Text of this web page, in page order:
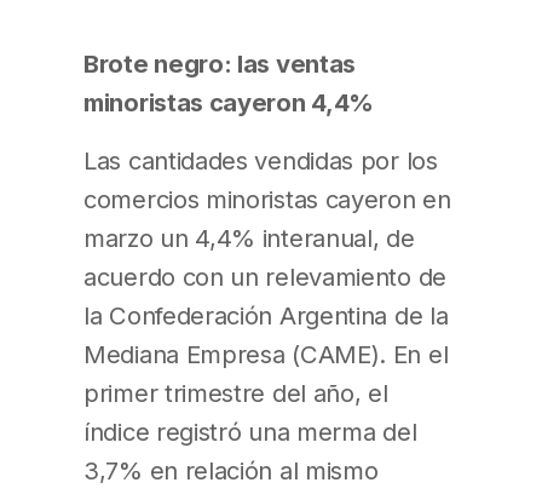
Brote negro: las ventas
minoristas cayeron 4,4%
Las cantidades vendidas por los
comercios minoristas cayeron en
marzo un 4,4% interanual, de
acuerdo con un relevamiento de
la Confederación Argentina de la
Mediana Empresa (CAME). En el
primer trimestre del año, el
índice registró una merma del
3,7% en relación al mismo